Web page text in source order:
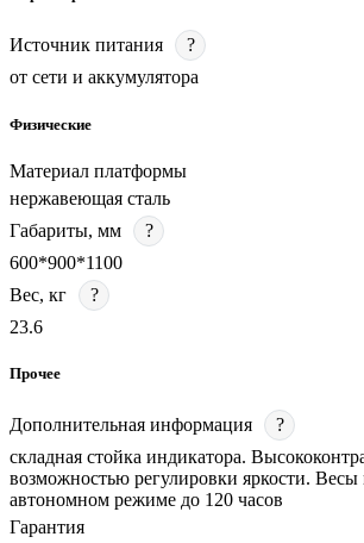
Источник питания
?
от сети и аккумулятора
Физические
Материал платформы
нержавеющая сталь
Габариты, мм
?
600*900*1100
Вес, кг
?
23.6
Прочее
Дополнительная информация
?
складная стойка индикатора.
возможностью регулировки яркости. Весы
автономном режиме до 120 часов
Гарантия